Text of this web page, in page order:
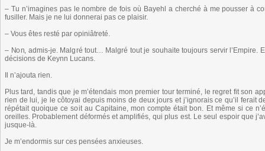
– Tu n’imagines pas le nombre de fois où Bayehl a cherché à me pousser à
fusiller. Mais je ne lui donnerai pas ce plaisir.
– Vous êtes resté par opiniâtreté.
– Non, admis-je. Malgré tout… Malgré tout je souhaite toujours servir l’Empire.
décisions de Keynn Lucans.
Il n’ajouta rien.
Plus tard, tandis que je m’étendais mon premier tour terminé, le regret fit son
rien de lui, je le côtoyai depuis moins de deux jours et j’ignorais ce qu’il ferait
répétait quoique ce soit au Capitaine, mon compte était bon. Et même si ce
oreilles. Probablement déformés et amplifiés, qui plus est. Le seul espoir que
jusque-là.
Je m’endormis sur ces pensées anxieuses.